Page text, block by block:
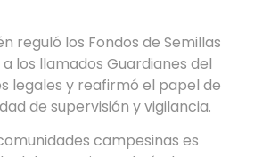
reguló los Fondos de Semillas
los llamados Guardianes del
legales y reafirmó el papel de
de supervisión y vigilancia.
campesinas es